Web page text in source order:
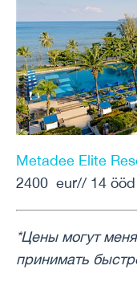
Metadee Elite
2400 eur// 14 ööd
*Цены могут
принимать